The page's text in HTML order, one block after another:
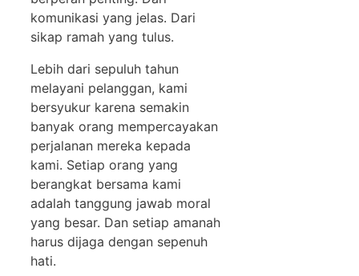
komunikasi yang jelas. Dari
sikap ramah yang tulus.
Lebih dari sepuluh tahun
melayani pelanggan, kami
bersyukur karena semakin
banyak orang mempercayakan
perjalanan mereka kepada
kami. Setiap orang yang
berangkat bersama kami
adalah tanggung jawab moral
yang besar. Dan setiap amanah
harus dijaga dengan sepenuh
hati.